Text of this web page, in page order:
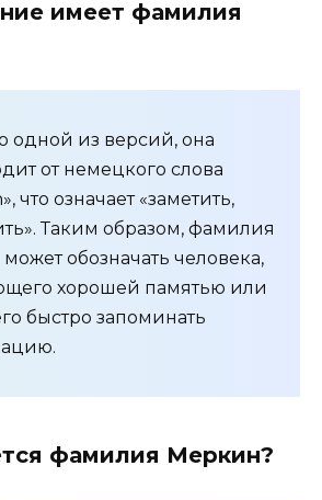
имеет фамилия
одной из версий, она
от немецкого слова
что означает «заметить,
Таким образом, фамилия
обозначать человека,
хорошей памятью или
быстро запоминать
фамилия Меркин?